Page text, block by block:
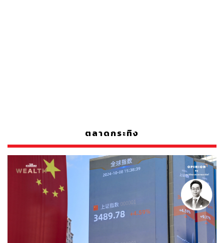
ตลาดกระทิง